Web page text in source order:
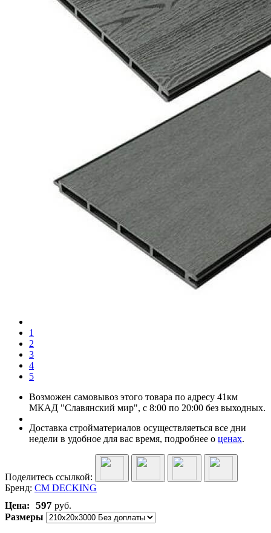
1
2
3
4
5
Возможен самовывоз этого товара по адресу 41км
МКАД "Славянский мир", с 8:00 по 20:00 без выходных.
Доставка стройматериалов осуществляеться все дни
недели в удобное для вас время, подробнее о ценах.
Поделитесь ссылкой:
Бренд: CM DECKING
Цена:
597 руб.
Размеры